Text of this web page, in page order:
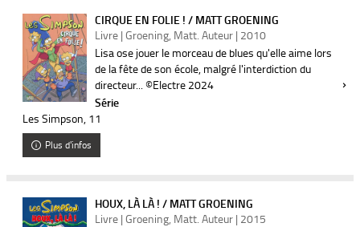
CIRQUE EN FOLIE ! / MATT GROENING
Livre | Groening, Matt. Auteur | 2010
Lisa ose jouer le morceau de blues qu'elle aime lors
de la fête de son école, malgré l'interdiction du
directeur... ©Electre 2024
Série
Les Simpson, 11
Plus d'infos
HOUX, LÀ LÀ ! / MATT GROENING
Livre | Groening, Matt. Auteur | 2015